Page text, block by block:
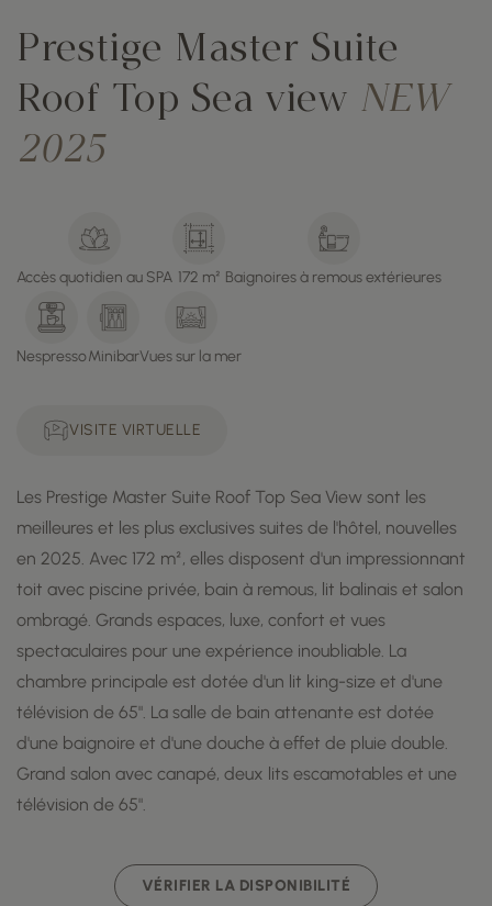
Prestige Master Suite
Roof Top Sea view NEW
2025
Accès quotidien au SPA 172 m² Baignoires à remous extérieures
NespressoMinibarVues sur la mer
VISITE VIRTUELLE
Les Prestige Master Suite Roof Top Sea View sont les
meilleures et les plus exclusives suites de l'hôtel, nouvelles
en 2025. Avec 172 m², elles disposent d'un impressionnant
toit avec piscine privée, bain à remous, lit balinais et salon
ombragé. Grands espaces, luxe, confort et vues
spectaculaires pour une expérience inoubliable. La
chambre principale est dotée d'un lit king-size et d'une
télévision de 65". La salle de bain attenante est dotée
d'une baignoire et d'une douche à effet de pluie double.
Grand salon avec canapé, deux lits escamotables et une
télévision de 65".
VÉRIFIER LA DISPONIBILITÉ